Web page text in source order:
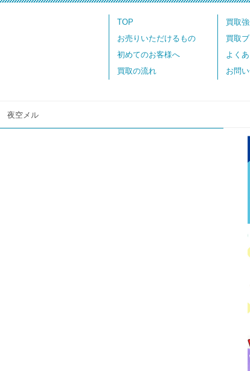
TOP
お売りいただけるもの
初めてのお客様へ
買取の流れ
買取
買取
よく
お問
夜空メル